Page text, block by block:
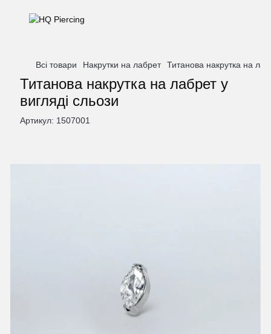
Всі товари Накрутки на лабрет Титанова накрутка на
Титанова накрутка на лабрет у
вигляді сльози
Артикул: 1507001